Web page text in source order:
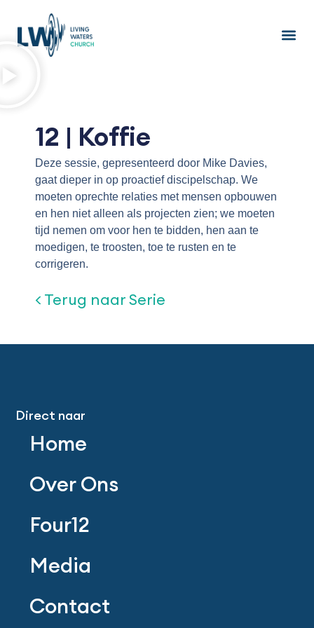
naar
12 | Koffie
Deze sessie, gepresenteerd door Mike Davies,
gaat dieper in op proactief discipelschap. We
moeten oprechte relaties met mensen opbouwen
en hen niet alleen als projecten zien; we moeten
tijd nemen om voor hen te bidden, hen aan te
moedigen, te troosten, toe te rusten en te
corrigeren.
< Terug naar Serie
Direct naar
Home
Over Ons
Four12
Media
Contact